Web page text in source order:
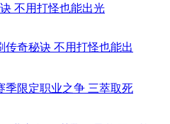
不用打怪也能出光